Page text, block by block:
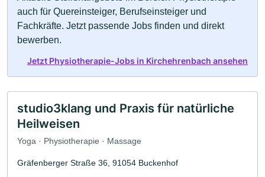
auch für Quereinsteiger, Berufseinsteiger und
Fachkräfte. Jetzt passende Jobs finden und direkt
bewerben.
Jetzt Physiotherapie-Jobs in Kirchehrenbach ansehen
studio3klang und Praxis für natürliche
Heilweisen
Yoga · Physiotherapie · Massage
Gräfenberger Straße 36, 91054 Buckenhof